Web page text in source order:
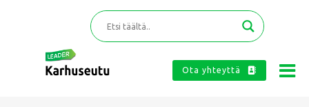
Ota yhteyttä